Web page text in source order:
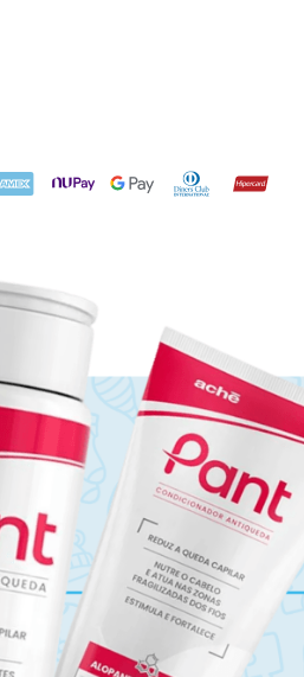
NuPay Google PayDiners ClubHipercard